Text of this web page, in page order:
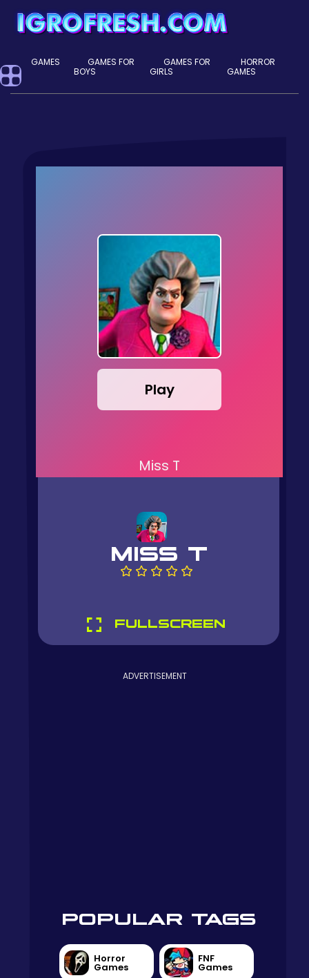
GAMES
GAMES FOR
BOYS
GAMES FOR
GIRLS
HORROR
GAMES
Play
Miss T
MISS T
FULLSCREEN
ADVERTISEMENT
POPULAR TAGS
Horror
Games
FNF
Games